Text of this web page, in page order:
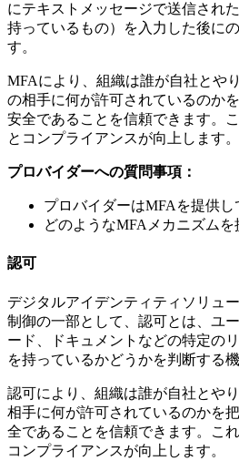
にテキストメッセージで送信され
持っているもの）を入力した後に
す。
MFAにより、組織は誰が自社とや
の相手に何が許可されているのか
安全であることを信頼できます。
とコンプライアンスが向上します。
プロバイダーへの質問事項：
プロバイダーはMFAを提供し
どのようなMFAメカニズムを
認可
デジタルアイデンティティソリュ
制御の一部として、認可とは、ユ
ード、ドキュメントなどの特定の
を持っているかどうかを判断する機
認可により、組織は誰が自社とや
相手に何が許可されているのかを
全であることを信頼できます。こ
コンプライアンスが向上します。